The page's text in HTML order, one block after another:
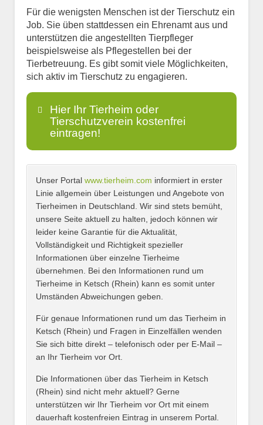
Für die wenigsten Menschen ist der Tierschutz ein
Job. Sie üben stattdessen ein Ehrenamt aus und
unterstützen die angestellten Tierpfleger
beispielsweise als Pflegestellen bei der
Tierbetreuung. Es gibt somit viele Möglichkeiten,
sich aktiv im Tierschutz zu engagieren.
Hier Ihr Tierheim oder
Tierschutzverein kostenfrei
eintragen!
Name*
E-Mail*
Name des Tierheims*
Unser Portal www.tierheim.com informiert in erster
Linie allgemein über Leistungen und Angebote von
Tierheimen in Deutschland. Wir sind stets bemüht,
unsere Seite aktuell zu halten, jedoch können wir
leider keine Garantie für die Aktualität,
Vollständigkeit und Richtigkeit spezieller
Informationen über einzelne Tierheime
übernehmen. Bei den Informationen rund um
Tierheime in Ketsch (Rhein) kann es somit unter
Umständen Abweichungen geben.
Für genaue Informationen rund um das Tierheim in
Ketsch (Rhein) und Fragen in Einzelfällen wenden
Sie sich bitte direkt – telefonisch oder per E-Mail –
an Ihr Tierheim vor Ort.
Die Informationen über das Tierheim in Ketsch
(Rhein) sind nicht mehr aktuell? Gerne
unterstützen wir Ihr Tierheim vor Ort mit einem
dauerhaft kostenfreien Eintrag in unserem Portal.